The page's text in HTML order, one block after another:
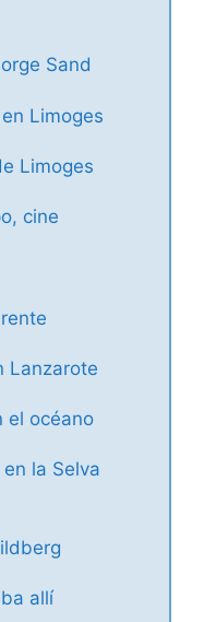
Sand
Limoges
Limoges
cine
Lanzarote
el océano
la Selva
allí